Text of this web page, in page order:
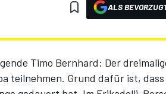
ALS
Timo Bernhard: Der
teilnehmen. Grund dafür ist,